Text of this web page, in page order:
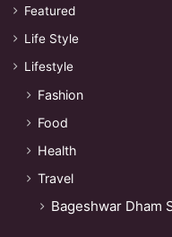
Featured
Life Style
Lifestyle
Fashion
Food
Health
Travel
Bageshwar Dham